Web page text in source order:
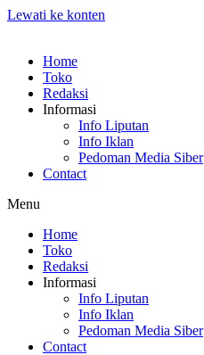
Lewati ke konten
Home
Toko
Redaksi
Informasi
Info Liputan
Info Iklan
Pedoman Media Siber
Contact
Menu
Home
Toko
Redaksi
Informasi
Info Liputan
Info Iklan
Pedoman Media Siber
Contact